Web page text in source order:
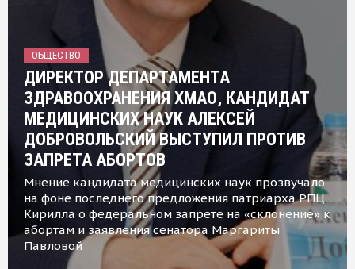
ОБЩЕСТВО
ДИРЕКТОР ДЕПАРТАМЕНТА
ЗДРАВООХРАНЕНИЯ ХМАО, КАНДИДАТ
МЕДИЦИНСКИХ НАУК АЛЕКСЕЙ
ДОБРОВОЛЬСКИЙ ВЫСТУПИЛ ПРОТИВ
ЗАПРЕТА АБОРТОВ
Мнение кандидата медицинских наук прозвучало
на фоне последнего предложения патриарха РПЦ
Кирилла о федеральном запрете на «склонение» к
абортам и заявления сенатора Маргариты
Павловой